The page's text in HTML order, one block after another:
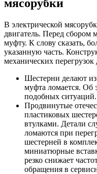
мясорубки
В электрической
двигатель. Перед сбором
муфту. К слову сказать,
указанную часть.
механических
Шестерни делают
муфта ломается. Об
подобных ситуаций.
Продвинутые
пластиковых
втулками. Детали
ломаются при
шестерней в
миниатюрные
резко снижает
обращения в